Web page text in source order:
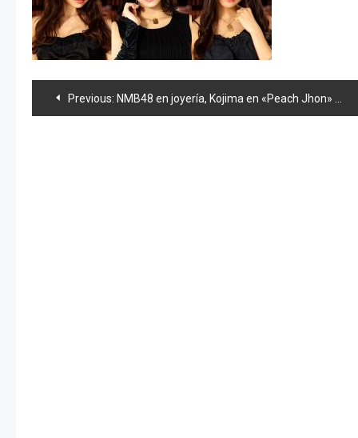
Navegación
Previous: NMB48 en joyería, Kojima en «Peach Jhon» y Nogizaka46 news